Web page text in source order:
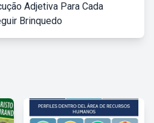
Adjetiva Para Cada
Brinquedo